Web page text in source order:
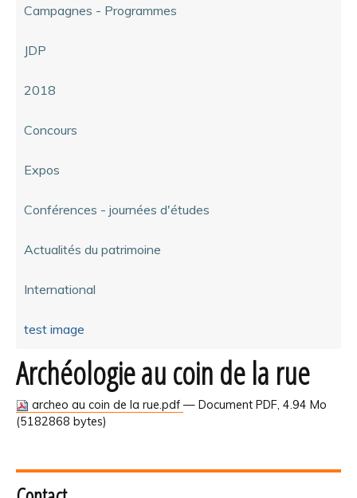
Campagnes - Programmes
JDP
2018
Concours
Expos
Conférences - journées d'études
Actualités du patrimoine
International
test image
Archéologie au coin de la rue
archeo au coin de la rue.pdf — Document PDF, 4.94 Mo
(5182868 bytes)